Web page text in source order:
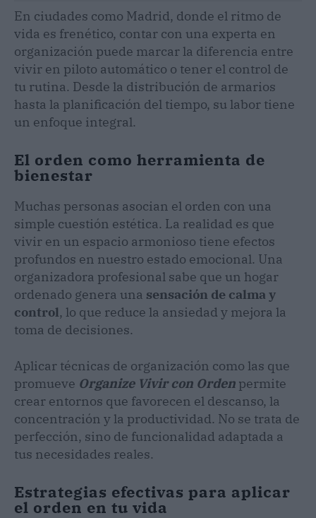
En ciudades como Madrid, donde el ritmo de
vida es frenético, contar con una experta en
organización puede marcar la diferencia entre
vivir en piloto automático o tener el control de
tu rutina. Desde la distribución de armarios
hasta la planificación del tiempo, su labor tiene
un enfoque integral.
El orden como herramienta de
bienestar
Muchas personas asocian el orden con una
simple cuestión estética. La realidad es que
vivir en un espacio armonioso tiene efectos
profundos en nuestro estado emocional. Una
organizadora profesional sabe que un hogar
ordenado genera una sensación de calma y
control, lo que reduce la ansiedad y mejora la
toma de decisiones.
Aplicar técnicas de organización como las que
promueve Organize Vivir con Orden permite
crear entornos que favorecen el descanso, la
concentración y la productividad. No se trata de
perfección, sino de funcionalidad adaptada a
tus necesidades reales.
Estrategias efectivas para aplicar
el orden en tu vida